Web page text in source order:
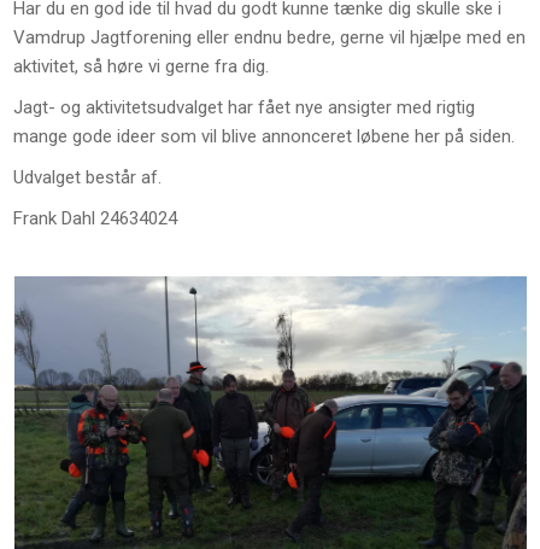
Har du en god ide til hvad du godt kunne tænke dig skulle ske i
Vamdrup Jagtforening eller endnu bedre, gerne vil hjælpe med en
aktivitet, så høre vi gerne fra dig.
Jagt- og aktivitetsudvalget har fået nye ansigter med rigtig
mange gode ideer som vil blive annonceret løbene her på siden.
Udvalget består af.
Frank Dahl 24634024